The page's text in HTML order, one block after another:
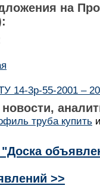
на
14-3р-55-2001 –
труба купить
>>